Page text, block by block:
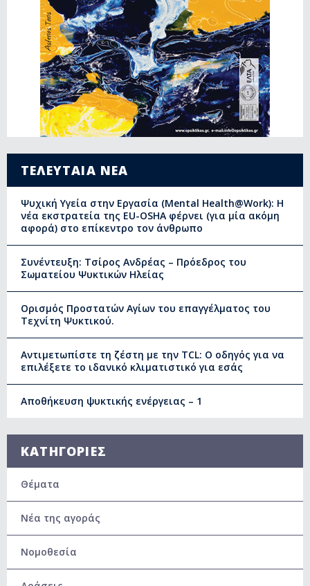
ΤΕΛΕΥΤΑΙΑ ΝΕΑ
Ψυχική Υγεία στην Εργασία (Mental Health@Work): Η
νέα εκστρατεία της EU-OSHA φέρνει (για μία ακόμη
αφορά) στο επίκεντρο τον άνθρωπο
Συνέντευξη: Τσίρος Ανδρέας – Πρόεδρος του
Σωματείου Ψυκτικών Ηλείας
Ορισμός Προστατών Αγίων του επαγγέλματος του
Τεχνίτη Ψυκτικού.
Αντιμετωπίστε τη ζέστη με την TCL: Ο οδηγός για να
επιλέξετε το ιδανικό κλιματιστικό για εσάς
Αποθήκευση ψυκτικής ενέργειας – 1
ΚΑΤΗΓΟΡΙΕΣ
Θέματα
Νέα της αγοράς
Νομοθεσία